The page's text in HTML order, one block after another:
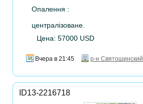
Опалення :
централізоване.
Цена: 57000 USD
Вчера в 21:45 р-н Святошинский
ID13-2216718